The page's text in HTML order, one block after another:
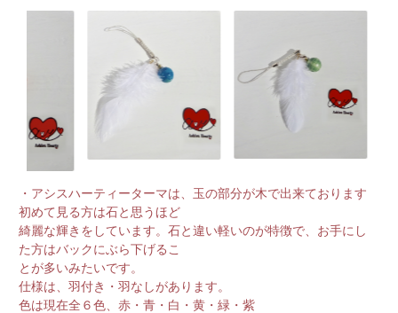
・アシスハーティーターマは、玉の部分が木で出来ております
初めて見る方は石と思うほど
綺麗な輝き をしています。石と違い軽いのが特徴で、お手にし
た方はバックにぶら下げるこ
とが多いみたいです。
仕様は、羽付き・羽なしがあります。
色は現在全６色、赤・青・白・黄・緑・紫